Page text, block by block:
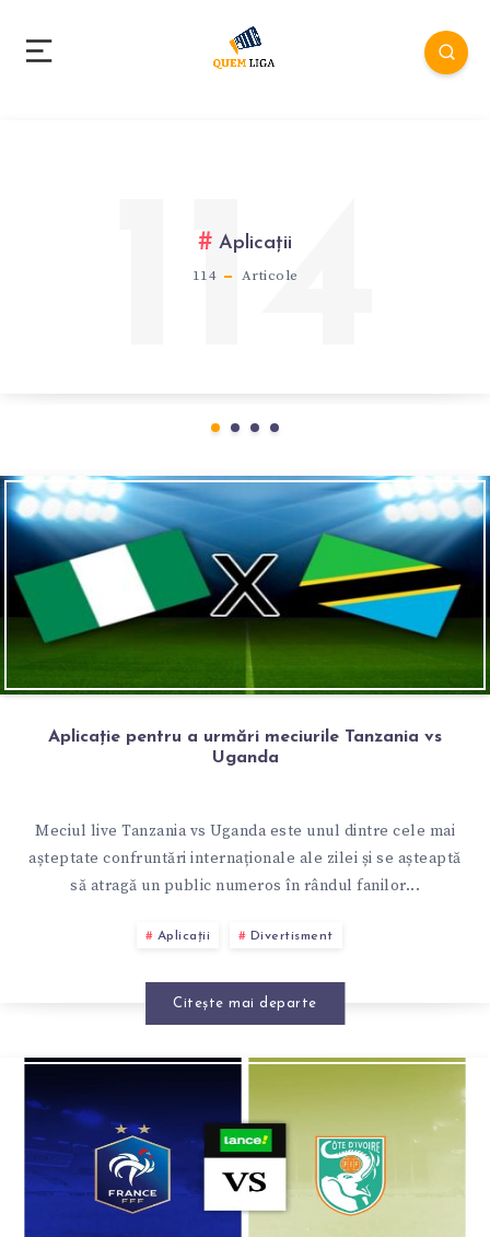
Aplicații
114 Articole
114
Aplicație pentru a urmări meciurile Tanzania vs
Uganda
Meciul live Tanzania vs Uganda este unul dintre cele mai
așteptate confruntări internaționale ale zilei și se așteaptă
să atragă un public numeros în rândul fanilor...
Aplicații Divertisment
Citește mai departe